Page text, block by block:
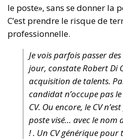
le poste», sans se donner la
C’est prendre le risque de
professionnelle.
Je vois parfois passer
jour, constate Robert Di
acquisition de talents.
candidat n’occupe pas
CV. Ou encore, le CV
poste visé… avec le nom
! . Un CV générique pour